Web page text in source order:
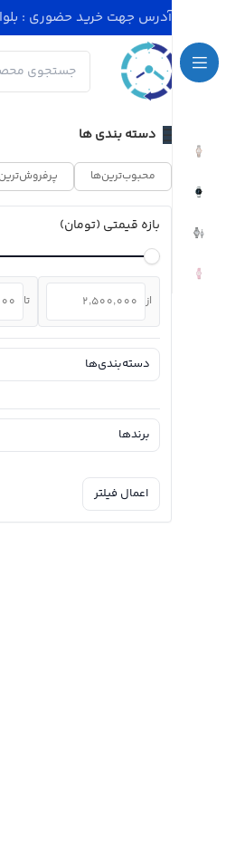
دسته بندی ها
محبوب‌ترین‌ها
بازه قیمتی (تومان)
از تا
دسته‌بندی‌ها
ساعت زنانه
ساعت بچگانه
برندها
BALMAIN
Calvin Klein (۲)
اعمال فیلتر
آدرس جهت خرید حضوری : بلوار میرداماد